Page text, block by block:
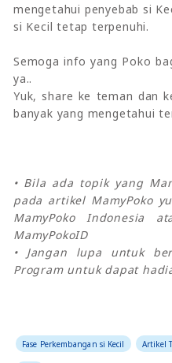
mengetahui penyebab si
si Kecil tetap terpenuhi.
Semoga info yang Poko
ya..
Yuk, share ke teman dan
banyak yang mengetahui
• Bila ada topik yang
pada artikel MamyPoko
MamyPoko Indonesia
MamyPokoID
• Jangan lupa untuk
Program untuk dapat
Fase Perkembangan si Kecil Artikel